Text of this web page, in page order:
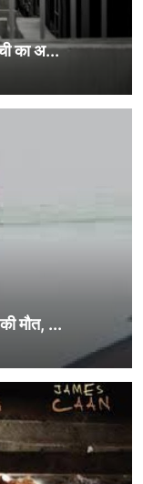
का अ...
मौत, ...